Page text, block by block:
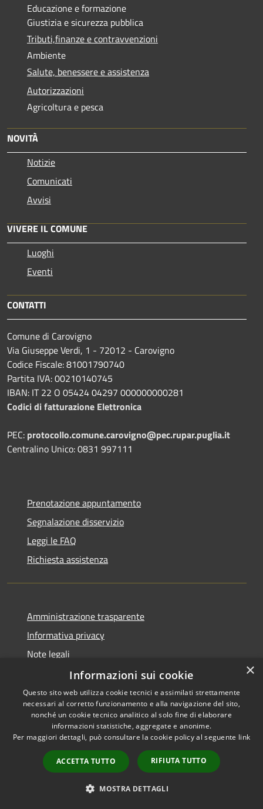
Educazione e formazione
Giustizia e sicurezza pubblica
Tributi,finanze e contravvenzioni
Ambiente
Salute, benessere e assistenza
Autorizzazioni
Agricoltura e pesca
NOVITÀ
Notizie
Comunicati
Avvisi
VIVERE IL COMUNE
Luoghi
Eventi
CONTATTI
Comune di Carovigno
Via Giuseppe Verdi, 1 - 72012 - Carovigno
Codice Fiscale: 81001790740
Partita IVA: 00210140745
IBAN: IT 22 O 05424 04297 000000000281
Codici di fatturazione Elettronica
PEC: protocollo.comune.carovigno@pec.rupar.puglia.it
Centralino Unico: 0831 997111
Prenotazione appuntamento
Segnalazione disservizio
Leggi le FAQ
Richiesta assistenza
Amministrazione trasparente
Informativa privacy
Note legali
Dichiarazione di accessibilità
RSS
Accessibilità
Copyright © 2026 • Comune di
Municipium•
Accesso
redazione
×
Informazioni sui cookie
Questo sito web utilizza cookie tecnici e assimilati strettamente
necessari al corretto funzionamento e alla navigazione del sito,
nonché un cookie tecnico analitico al solo fine di elaborare
informazioni statistiche, aggregate e anonime.
Per maggiori dettagli, può consultare la cookie policy al seguente link
ACCETTA TUTTO RIFIUTA TUTTO
MOSTRA DETTAGLI